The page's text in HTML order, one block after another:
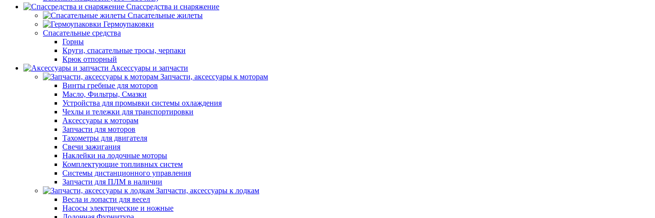
Спассредства и снаряжение
Спасательные жилеты
Гермоупаковки
Спасательные средства
Горны
Круги, спасательные тросы, черпаки
Крюк отпорный
Аксессуары и запчасти
Запчасти, аксессуары к моторам
Винты гребные для моторов
Масло, Фильтры, Смазки
Устройства для промывки системы охлаждения
Чехлы и тележки для транспортировки
Аксессуары к моторам
Запчасти для моторов
Тахометры для двигателя
Свечи зажигания
Наклейки на лодочные моторы
Комплектующие топливных систем
Системы дистанционного управления
Запчасти для ПЛМ в наличии
Запчасти, аксессуары к лодкам
Весла и лопасти для весел
Насосы электрические и ножные